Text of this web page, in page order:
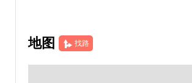
地图 找路